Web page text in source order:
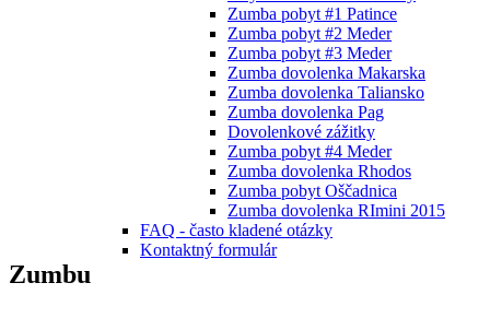
Zumba pobyt #1 Patince
Zumba pobyt #2 Meder
Zumba pobyt #3 Meder
Zumba dovolenka Makarska
Zumba dovolenka Taliansko
Zumba dovolenka Pag
Dovolenkové zážitky
Zumba pobyt #4 Meder
Zumba dovolenka Rhodos
Zumba pobyt Oščadnica
Zumba dovolenka RImini 2015
FAQ - často kladené otázky
Kontaktný formulár
Zumbu